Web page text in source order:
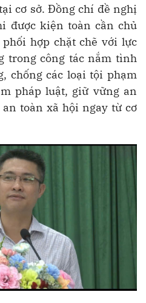
cơ sở. Đồng chí đề nghị
được kiện toàn cần chủ
hợp chặt chẽ với lực
trong công tác nắm tình
chống các loại tội phạm
pháp luật, giữ vững an
toàn xã hội ngay từ cơ